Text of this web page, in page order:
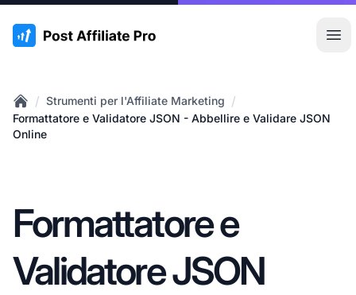
:site.title
Home
/ Strumenti per l'Affiliate Marketing /
Formattatore e Validatore JSON - Abbellire e Validare JSON
Online
Formattatore e
Validatore JSON